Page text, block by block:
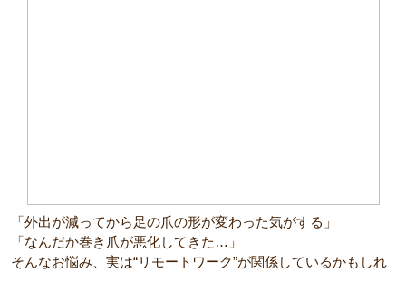
「外出が減ってから足の爪の形が変わった気がする」
「なんだか巻き爪が悪化してきた…」
そんなお悩み、実は“リモートワーク”が関係しているかもしれ